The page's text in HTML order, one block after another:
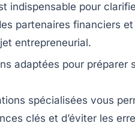
indispensable pour
partenaires financiers
entrepreneurial.
adaptées pour préparer
spécialisées vous
clés et d’éviter les